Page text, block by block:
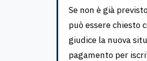
Se non è già
può essere chiesto
giudice la nuova
pagamento per